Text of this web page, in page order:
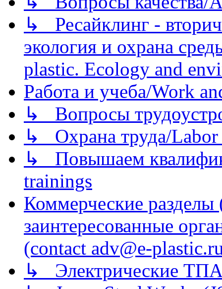
↳ Ресайклинг -
экология и охрана
plastic. Ecology and
Работа и учеба/Work
↳ Вопросы
↳ Охрана труда/Labor
↳ Повышаем
trainings
Коммерческие
заинтересованные
(contact adv@e-
↳ Электрические